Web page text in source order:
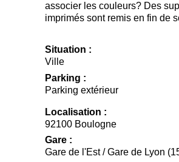
Situation :
Ville
Parking :
Parking extérieur
Localisation :
92100 Boulogne
Gare :
Gare de l'Est / Gare de Lyon
associer les couleurs? Des
imprimés sont remis en fin de